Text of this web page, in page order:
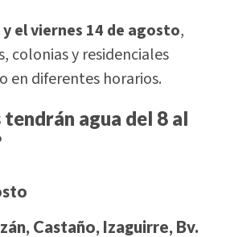
el viernes 14 de agosto,
colonias y residenciales
en diferentes horarios.
tendrán agua del 8 al
Castaño, Izaguirre, Bv.